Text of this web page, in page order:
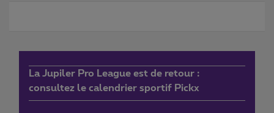
La Jupiler Pro League est de retour :
consultez le calendrier sportif Pickx